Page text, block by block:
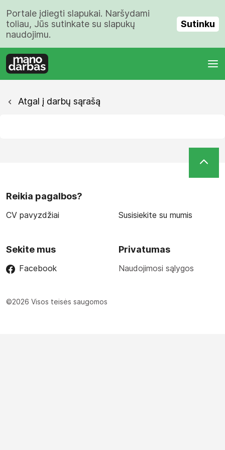
Portale įdiegti slapukai. Naršydami
toliau, Jūs sutinkate su slapukų
naudojimu.
Sutinku
Atgal į darbų sąrašą
Reikia pagalbos?
CV pavyzdžiai Susisiekite su mumis
Sekite mus
Facebook
Privatumas
Naudojimosi sąlygos
©2026 Visos teisės saugomos